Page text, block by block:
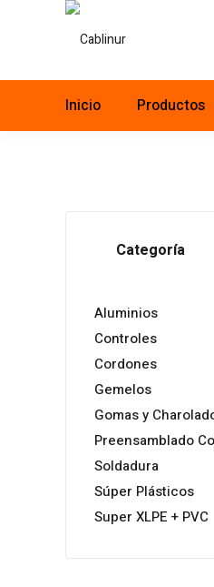
Inicio Productos
Categoría
Aluminios
Controles
Cordones
Gemelos
Gomas y
Preensamblado
Soldadura
Súper Plásticos
Super XLPE + PVC